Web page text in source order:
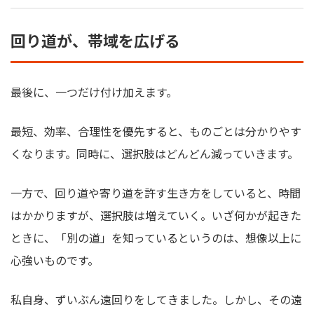
回り道が、帯域を広げる
最後に、一つだけ付け加えます。
最短、効率、合理性を優先すると、ものごとは分かりやす
くなります。同時に、選択肢はどんどん減っていきます。
一方で、回り道や寄り道を許す生き方をしていると、時間
はかかりますが、選択肢は増えていく。いざ何かが起きた
ときに、「別の道」を知っているというのは、想像以上に
心強いものです。
私自身、ずいぶん遠回りをしてきました。しかし、その遠